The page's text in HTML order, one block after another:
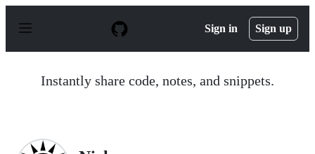
p
Sign in Sign up
Instantly share code, notes, and snippets.